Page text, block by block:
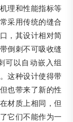
理和性能指标等
采用传统的缝合
，其设计相对简
倒刺不可吸收缝
可以自动嵌入组
这种设计使得带
也带来了新的性
材质上相同，但
它们不能作为一